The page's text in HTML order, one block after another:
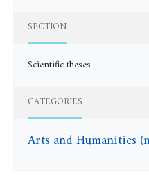
SECTION
Scientific theses
CATEGORIES
Arts and Humanities